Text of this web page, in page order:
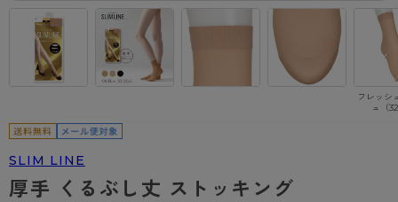
- 着圧ストッキング
- パンティ部レスストッキング
タイツ
- 柄タイツ
- ひざ下丈タイツ
- ブラトップ
ショーツ
- レギュラーショーツ
肌着・インナー
ルームウェア・パジャマ
アクティブ・スポーツ
- スポーツブラ
雑貨・小物
Tバック・ビキニ
肌着・インナー
ルームウェア・パジャマ
ハイソックス
スクールソックス
スポーツブラ
ショーツ
レギュラーショーツ
スゴスト
フェイクタイツ
hotto comfort
スクールタイム
私に似合う、ストッキング選び
タイツの選び方
ご利用ガイド
はじめての方へ
よくある質問（FAQ）
配送方法について
フレッシ
ュ（
SLIM LINE
厚手 くるぶし丈 ストッキング